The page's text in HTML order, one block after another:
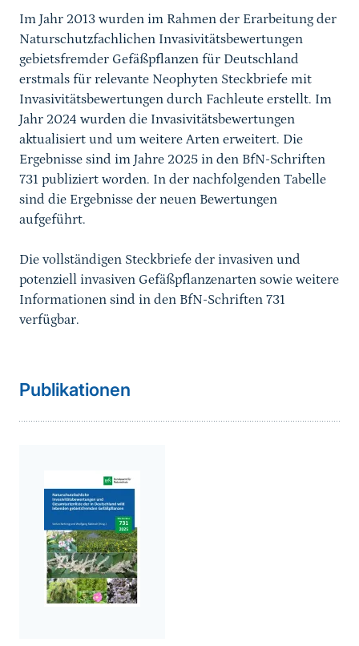
Im Jahr 2013 wurden im Rahmen der Erarbeitung der
Naturschutzfachlichen Invasivitätsbewertungen
gebietsfremder Gefäßpflanzen für Deutschland
erstmals für relevante Neophyten Steckbriefe mit
Invasivitätsbewertungen durch Fachleute erstellt. Im
Jahr 2024 wurden die Invasivitätsbewertungen
aktualisiert und um weitere Arten erweitert. Die
Ergebnisse sind im Jahre 2025 in den BfN-Schriften
731 publiziert worden. In der nachfolgenden Tabelle
sind die Ergebnisse der neuen Bewertungen
aufgeführt.
Die vollständigen Steckbriefe der invasiven und
potenziell invasiven Gefäßpflanzenarten sowie weitere
Informationen sind in den BfN-Schriften 731
verfügbar.
weiterführender
Publikationen